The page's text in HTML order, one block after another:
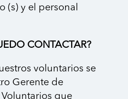
(s) y el personal
CONTACTAR?
voluntarios se
Gerente de
que